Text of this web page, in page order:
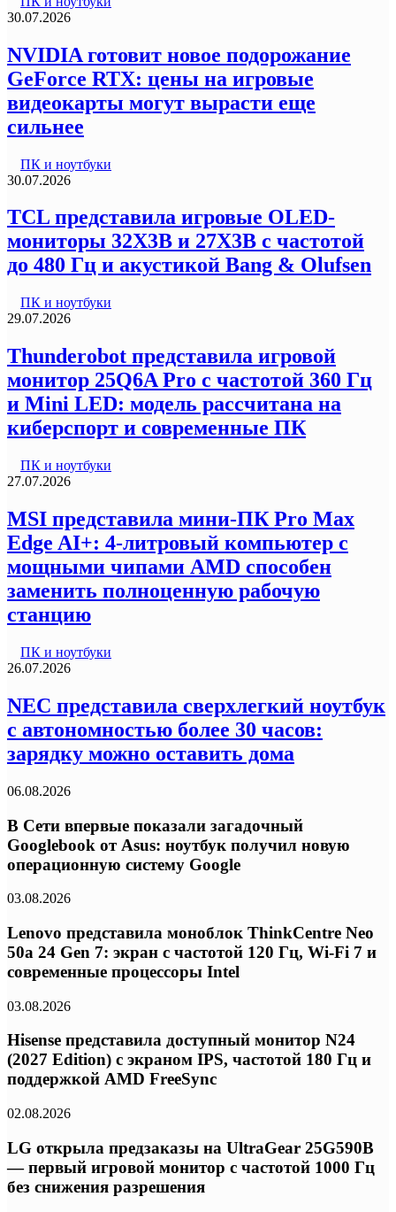
30.07.2026
NVIDIA готовит новое подорожание
GeForce RTX: цены на игровые
видеокарты могут вырасти еще
сильнее
ПК и ноутбуки
30.07.2026
TCL представила игровые OLED-
мониторы 32X3B и 27X3B с частотой
до 480 Гц и акустикой Bang & Olufsen
ПК и ноутбуки
29.07.2026
Thunderobot представила игровой
монитор 25Q6A Pro с частотой 360 Гц
и Mini LED: модель рассчитана на
киберспорт и современные ПК
ПК и ноутбуки
27.07.2026
MSI представила мини-ПК Pro Max
Edge AI+: 4-литровый компьютер с
мощными чипами AMD способен
заменить полноценную рабочую
станцию
ПК и ноутбуки
26.07.2026
NEC представила сверхлегкий ноутбук
с автономностью более 30 часов:
зарядку можно оставить дома
06.08.2026
В Сети впервые показали загадочный
Googlebook от Asus: ноутбук получил новую
операционную систему Google
03.08.2026
Lenovo представила моноблок ThinkCentre Neo
50a 24 Gen 7: экран с частотой 120 Гц, Wi-Fi 7 и
современные процессоры Intel
03.08.2026
Hisense представила доступный монитор N24
(2027 Edition) с экраном IPS, частотой 180 Гц и
поддержкой AMD FreeSync
02.08.2026
LG открыла предзаказы на UltraGear 25G590B
— первый игровой монитор с частотой 1000 Гц
без снижения разрешения